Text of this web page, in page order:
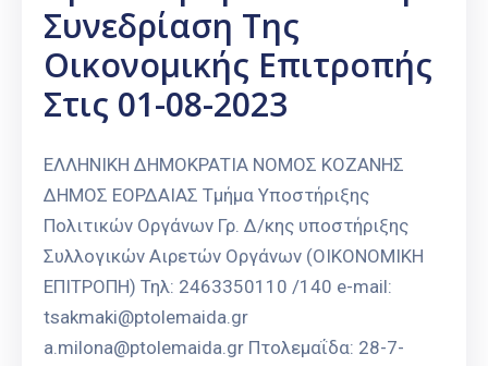
Συνεδρίαση Της
Οικονομικής Επιτροπής
Στις 01-08-2023
ΕΛΛΗΝΙΚΗ ΔΗΜΟΚΡΑΤΙΑ ΝΟΜΟΣ ΚΟΖΑΝΗΣ
ΔΗΜΟΣ ΕΟΡΔΑΙΑΣ Τμήμα Υποστήριξης
Πολιτικών Οργάνων Γρ. Δ/κης υποστήριξης
Συλλογικών Αιρετών Οργάνων (ΟΙΚΟΝΟΜΙΚΗ
ΕΠΙΤΡΟΠΗ) Τηλ: 2463350110 /140 e-mail:
tsakmaki@ptolemaida.gr
a.milona@ptolemaida.gr Πτολεμαΐδα: 28-7-